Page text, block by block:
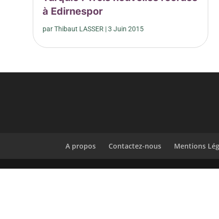
à Edirnespor
parThibaut LASSER |3 Juin 2015
A propos Contactez-nous Mentions